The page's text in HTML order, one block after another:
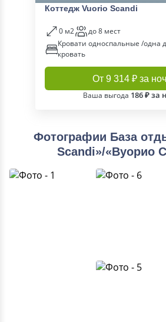
Коттедж Vuorio Scandi
0 м2
до 8 мест
Кровати односпальные /одна
кровать
От 9 314 ₽ за
Ваша выгода 186 ₽ за
Фотографии База
Scandi»/«Вуорио